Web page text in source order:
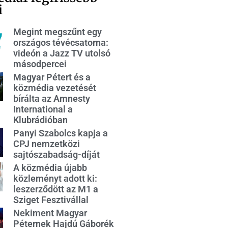
Megint megszűnt egy
országos tévécsatorna:
videón a Jazz TV utolsó
másodpercei
Magyar Pétert és a
közmédia vezetését
bírálta az Amnesty
International a
Klubrádióban
Panyi Szabolcs kapja a
CPJ nemzetközi
sajtószabadság-díját
A közmédia újabb
közleményt adott ki:
leszerződött az M1 a
Sziget Fesztivállal
Nekiment Magyar
Péternek Hajdú Gáborék